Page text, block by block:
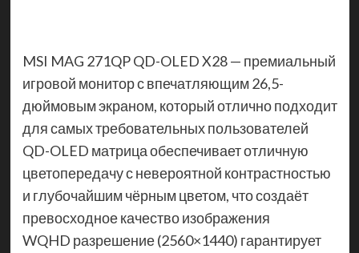
MSI MAG 271QP QD-OLED X28 — премиальный
игровой монитор с впечатляющим 26,5-
дюймовым экраном, который отлично подходит
для самых требовательных пользователей
QD-OLED матрица обеспечивает отличную
цветопередачу с невероятной контрастностью
и глубочайшим чёрным цветом, что создаёт
превосходное качество изображения
WQHD разрешение (2560×1440) гарантирует